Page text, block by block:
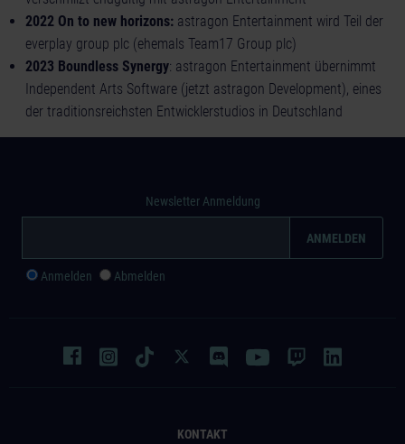
2022 On to new horizons: astragon Entertainment wird Teil der
everplay group plc (ehemals Team17 Group plc)
2023 Boundless Synergy: astragon Entertainment übernimmt
Independent Arts Software (jetzt astragon Development), eines
der traditionsreichsten Entwicklerstudios in Deutschland
KONTAKT
Newsletter Anmeldung
Anmelden Abmelden